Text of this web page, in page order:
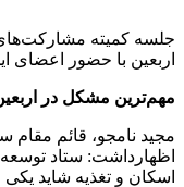
جلسه کمیته
اربعین با حضور اعضای
مهم‌ترین مشکل در
مجید نامجو، قائم مقام
اظهارداشت: ستاد
اسکان و تغذیه شاید